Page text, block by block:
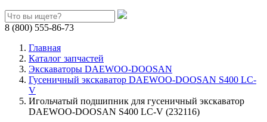
8 (800) 555-86-73
Главная
Каталог запчастей
Экскаваторы DAEWOO-DOOSAN
Гусеничный экскаватор DAEWOO-DOOSAN S400 LC-
V
Игольчатый подшипник для гусеничный экскаватор
DAEWOO-DOOSAN S400 LC-V (232116)